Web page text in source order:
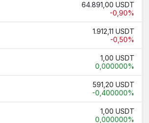
64.891,00 USDT
-0,90%
1.912,11 USDT
-0,50%
1,00 USDT
0,000000%
591,20 USDT
-0,400000%
1,00 USDT
0,000000%